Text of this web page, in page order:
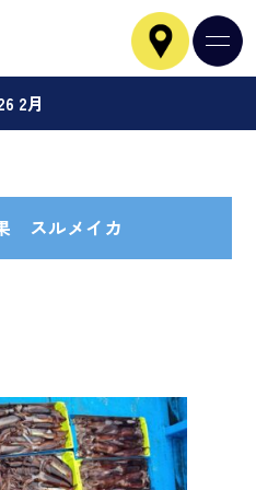
2月
スルメイカ